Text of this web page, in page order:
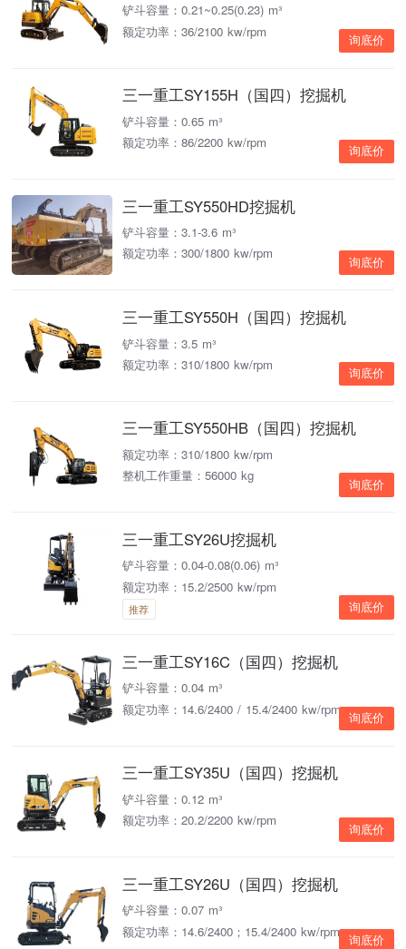
铲斗容量：0.21~0.25(0.23) m³
额定功率：36/2100 kw/rpm
询底价
三一重工SY155H（国四）挖掘机
铲斗容量：0.65 m³
额定功率：86/2200 kw/rpm
询底价
三一重工SY550HD挖掘机
铲斗容量：3.1-3.6 m³
额定功率：300/1800 kw/rpm
询底价
三一重工SY550H（国四）挖掘机
铲斗容量：3.5 m³
额定功率：310/1800 kw/rpm
询底价
三一重工SY550HB（国四）挖掘机
额定功率：310/1800 kw/rpm
整机工作重量：56000 kg
询底价
三一重工SY26U挖掘机
铲斗容量：0.04-0.08(0.06) m³
额定功率：15.2/2500 kw/rpm
推荐 询底价
三一重工SY16C（国四）挖掘机
铲斗容量：0.04 m³
额定功率：14.6/2400 / 15.4/2400 kw/rpm
询底价
三一重工SY35U（国四）挖掘机
铲斗容量：0.12 m³
额定功率：20.2/2200 kw/rpm
询底价
三一重工SY26U（国四）挖掘机
铲斗容量：0.07 m³
额定功率：14.6/2400；15.4/2400 kw/rpm
询底价